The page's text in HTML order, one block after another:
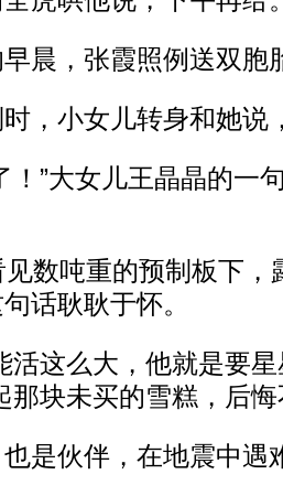
，张霞照例送双胞
小女儿转身和她说
”大女儿王晶晶的一
吨重的预制板下，
话耿耿于怀。
这么大，他就是要星
那块未买的雪糕，后
伙伴，在地震中遇